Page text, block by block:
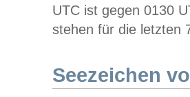
UTC ist gegen 0130
stehen für die letzten
Seezeichen